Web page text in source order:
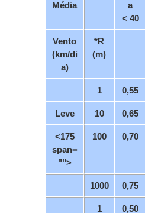
Média
a
< 40
Vento
(km/di
a)
*R
(m)
1 0,55
Leve 10 0,65
<175
span=
"">
100 0,70
1000 0,75
1 0,50